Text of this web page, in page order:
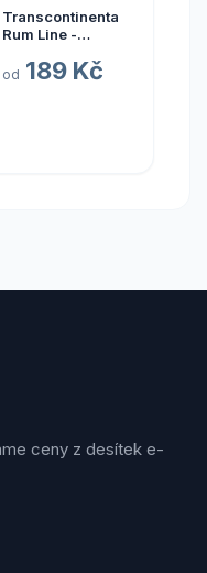
Transcontinental
Rum Line -
2015
od 189 Kč
ceny z desítek e-